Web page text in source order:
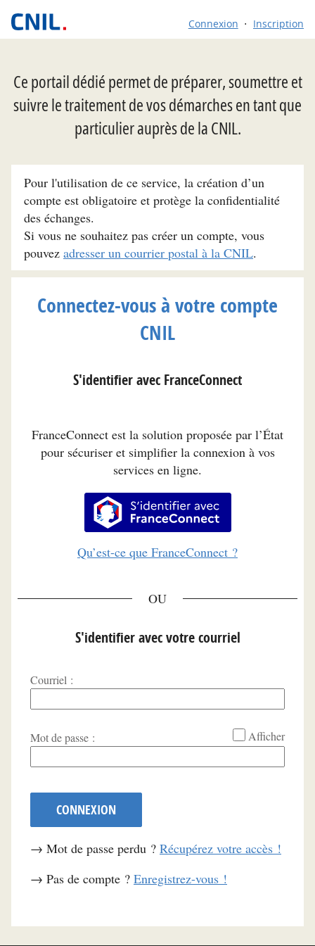
Connexion Inscription
Ce portail dédié permet de préparer, soumettre et
suivre le traitement de vos démarches en tant que
particulier auprès de la CNIL.
Pour l'utilisation de ce service, la création d’un
compte est obligatoire et protège la confidentialité
des échanges.
Si vous ne souhaitez pas créer un compte, vous
pouvez adresser un courrier postal à la CNIL.
Connectez-vous à votre compte
CNIL
S'identifier avec FranceConnect
FranceConnect est la solution proposée par l’État
pour sécuriser et simplifier la connexion à vos
services en ligne.
S’identifier avec
Qu’est-ce que FranceConnect ?
S'identifier avec votre courriel
Courriel :
Mot de passe : Afficher
CONNEXION
→ Mot de passe perdu ? Récupérez votre accès !
→ Pas de compte ? Enregistrez-vous !